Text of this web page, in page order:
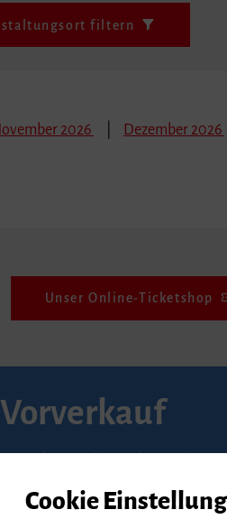
filtern
2026 Dezember 2026
Unser Online-Ticketshop
Vorverkauf
Seite von Reservix.
Cookie